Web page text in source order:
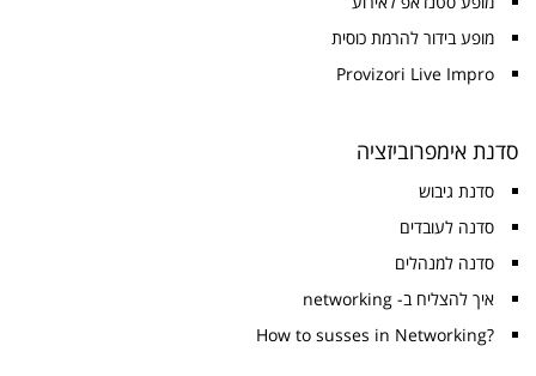
מופע בידור להרמת כוסית
Provizori Live Impro
סדנת אימפרוביזציה
סדנת גיבוש
סדנה לעובדים
סדנה למנהלים
איך להצליח ב- networking
?How to susses in Networking